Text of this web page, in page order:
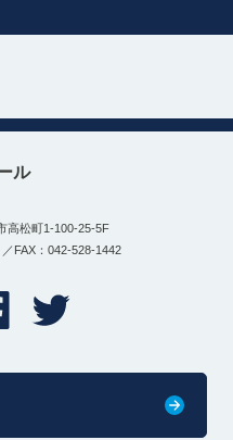
ル
高松町1-100-25-5F
FAX：042-528-1442